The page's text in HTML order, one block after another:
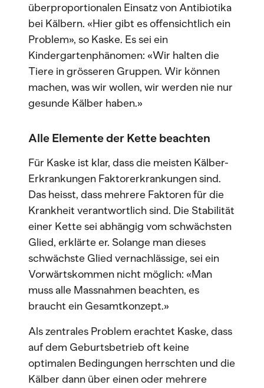
überproportionalen Einsatz von Antibiotika
bei Kälbern. «Hier gibt es offensichtlich ein
Problem», so Kaske. Es sei ein
Kindergartenphänomen: «Wir halten die
Tiere in grösseren Gruppen. Wir können
machen, was wir wollen, wir werden nie nur
gesunde Kälber haben.»
Alle Elemente der Kette beachten
Für Kaske ist klar, dass die meisten Kälber-
Erkrankungen Faktorerkrankungen sind.
Das heisst, dass mehrere Faktoren für die
Krankheit verantwortlich sind. Die Stabilität
einer Kette sei abhängig vom schwächsten
Glied, erklärte er. Solange man dieses
schwächste Glied vernachlässige, sei ein
Vorwärtskommen nicht möglich: «Man
muss alle Massnahmen beachten, es
braucht ein Gesamtkonzept.»
Als zentrales Problem erachtet Kaske, dass
auf dem Geburtsbetrieb oft keine
optimalen Bedingungen herrschten und die
Kälber dann über einen oder mehrere